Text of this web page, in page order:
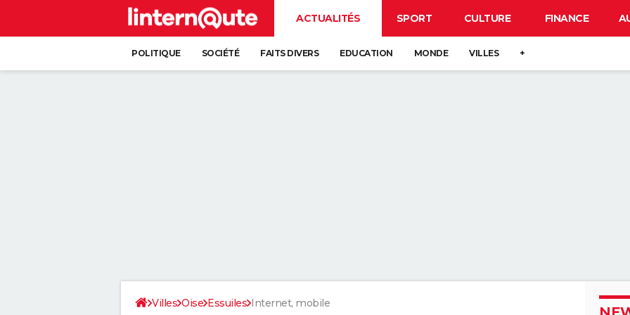
ACTUALITÉS SPORT CULTURE FINANCE
POLITIQUE SOCIÉTÉ FAITS DIVERS EDUCATION MONDE VILLES +
Villes Oise Essuiles Internet, mobile